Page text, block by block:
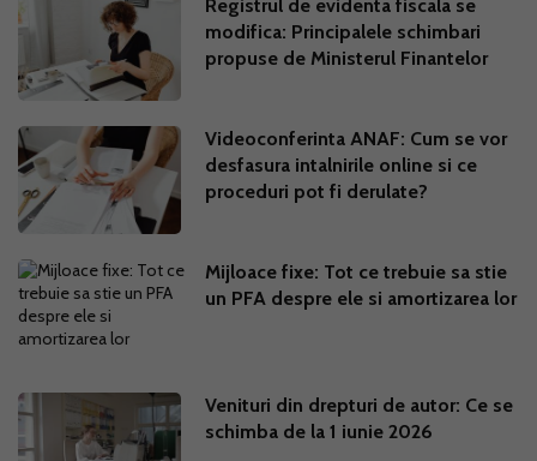
Registrul de evidenta fiscala se
modifica: Principalele schimbari
propuse de Ministerul Finantelor
Videoconferinta ANAF: Cum se vor
desfasura intalnirile online si ce
proceduri pot fi derulate?
Mijloace fixe: Tot ce trebuie sa stie
un PFA despre ele si amortizarea lor
Venituri din drepturi de autor: Ce se
schimba de la 1 iunie 2026